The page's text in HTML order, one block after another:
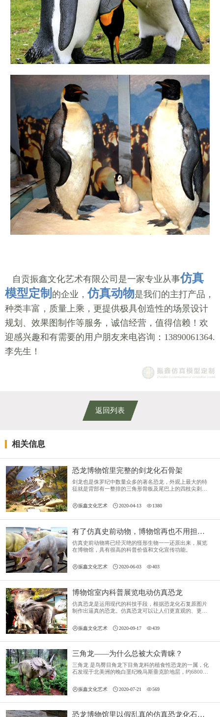
自贡振鑫文化艺术有限公司是一家专业从事仿真
模型定制 的企业，仿真动物是我们的主打产品，
种类丰富，质量上乘，更提供极具创造性的场景设计
规划、效果图制作等服务，诚信经营，值得信赖！欢
迎感兴趣和有需要的用户朋友来电咨询：13890061364.
李先生！
返回列表
相关信息
恐龙博物馆里完整的剑龙化石骨架
剑龙也是侏罗纪中数量众多的著名恐龙，外观上最大的特
征就是背部有一整排的三角形骨板及尾巴上的四枝尖刺，
为剑龙不太聪明。
振鑫文化艺术 2020-04-13 1380
有了仿真史前动物，博物馆再也不用担心客流问题了！
仿真史前动物将已经灭绝的怪形生物一一还原出来，展览
在博物馆，具有很高的科普价值和文化宣传功能。
振鑫文化艺术 2020-06-03 403
博物馆室内科普展览电动仿真恐龙
仿真恐龙是运用现代的科技手段，根据恐龙化石复原图片
制作出逼真的恐龙。仿真恐龙可以让人们更直观的、更形
知识。
振鑫文化艺术 2020-09-17 439
三角龙——为什么总被大众青睐？
三角龙 是鸟臀目角龙下目角龙科的植食性恐龙的一属，化
石发现于北美洲的晚白垩纪晚马斯垂克阶地层，约6800万
被作为晚白垩纪的代表化石。
振鑫文化艺术 2020-07-21 569
恐龙博物馆里以假乱真的仿真恐龙化石——6米肿头龙骨架